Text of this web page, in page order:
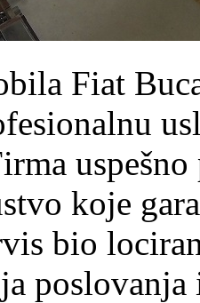
Fiat
koje
bio
poslovanja